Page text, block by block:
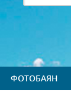
ФОТОБАЯН